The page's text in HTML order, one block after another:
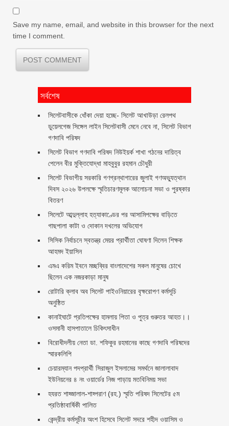
Save my name, email, and website in this browser for the next
time I comment.
সর্বশেষ
‎সিলেটবাসীকে ধোঁকা দেয়া হচ্ছে- সিলেট আখাউড়া রেলপথ
ডুয়েলগেজ সিঙ্গেল লাইন সিলেটবাসী মেনে নেবে না, সিলেট বিভাগ
গণদাবি পরিষদ
সিলেট বিভাগ গণদাবি পরিষদ নিউইয়র্ক শাখা গঠনের দায়িত্ব
পেলেন বীর মুক্তিযোদ্ধা মাহবুবুর রহমান চৌধুরী ‎ ‎
সিলেট বিভাগীয় সরকারি গণগ্রন্থাগারের জুলাই গণঅভ্যুত্থান
দিবস ২০২৬ উপলক্ষে স্মৃতিচারণমূলক আলোচনা সভা ও পুরষ্কার
বিতরণ ‎ ‎
সিলেটে আব্দুল্লাহ হত্যাকাণ্ডের পর আসামিপক্ষের বাড়িতে
গাছপালা কাটা ও দোকান দখলের অভিযোগ
সিসিক নির্বাচনে স্বতন্ত্র মেয়র প্রার্থীতা ঘোষণা দিলেন শিক্ষক
আহমদ ইয়াসিন
এমএ করিম ইবনে মচ্ছব্বির বাংলাদেশের সকল মানুষের চোখে
ছিলেন এক নজরকাড়া মানুষ ‎
রোটারি ক্লাব অব সিলেট পাইওনিয়ারের বৃক্ষরোপণ কর্মসূচি
অনুষ্ঠিত
কানাইঘাটে প্রতিপক্ষের হামলায় পিতা ও পুত্র গুরুতর আহত।।
ওসমানী হাসপাতালে চিকিৎসাধীন
বিরোধীদলীয় নেতা ডা. শফিকুর রহমানের কাছে গণদাবি পরিষদের
স্মারকলিপি ‎
চেয়ারম্যান পদপ্রার্থী সিরাজুল ইসলামের সমর্থনে জালালাবাদ
ইউনিয়নের ৪ নং ওয়ার্ডের নিজ পাড়ায় মতবিনিময় সভা
হযরত শাহ্জালাল-শাহ্পরাণ (রহ.) স্মৃতি পরিষদ সিলেটের ৫ম
প্রতিষ্ঠাবার্ষিকী পালিত ‎​
কেন্দ্রীয় কর্মসূচীর অংশ হিসেবে সিলেট সদরে শহীদ ওয়াসিম ও